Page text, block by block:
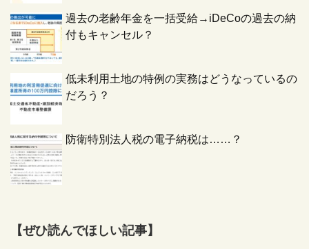
過去の老齢年金を一括受給→iDeCoの過去の納
付もキャンセル？
低未利用土地の特例の実務はどうなっているの
だろう？
防衛特別法人税の電子納税は……？
【ぜひ読んでほしい記事】